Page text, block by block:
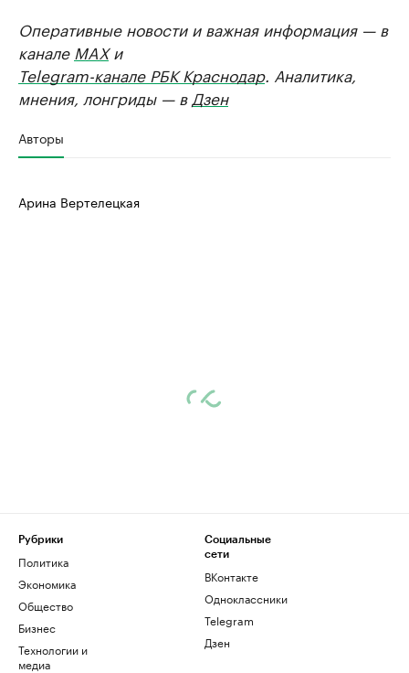
Оперативные новости и важная информация — в
канале MAXи
Telegram-канале РБК Краснодар. Аналитика,
мнения, лонгриды — в Дзен
Авторы
Арина Вертелецкая
Рубрики
Политика
Экономика
Общество
Бизнес
Технологии и
медиа
Социальные
сети
ВКонтакте
Одноклассники
Telegram
Дзен